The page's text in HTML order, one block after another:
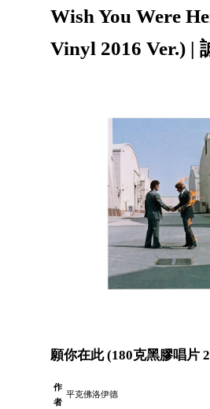
Wish You Were
Vinyl 2016 Ver.) |
願你在此 (180克黑膠唱片
作
者
平克佛洛伊德